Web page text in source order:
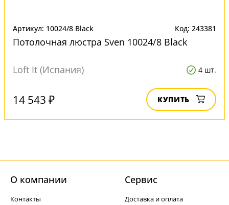
Артикул: 10024/8 Black Код: 243381
Потолочная люстра Sven 10024/8 Black
Loft It (Испания) 4 шт.
14 543 ₽ КУПИТЬ
О компании
Контакты
Cервис
Доставка и оплата